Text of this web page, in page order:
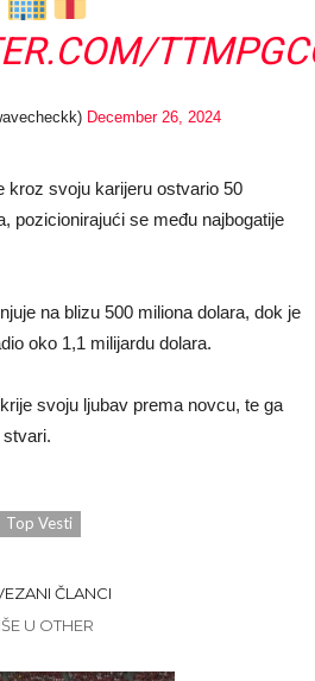
December 26, 2024
kroz svoju karijeru ostvario 50
pozicionirajući se među najbogatije
na blizu 500 miliona dolara, dok je
oko 1,1 milijardu dolara.
svoju ljubav prema novcu, te ga
Top Vesti
ČLANCI
U OTHER